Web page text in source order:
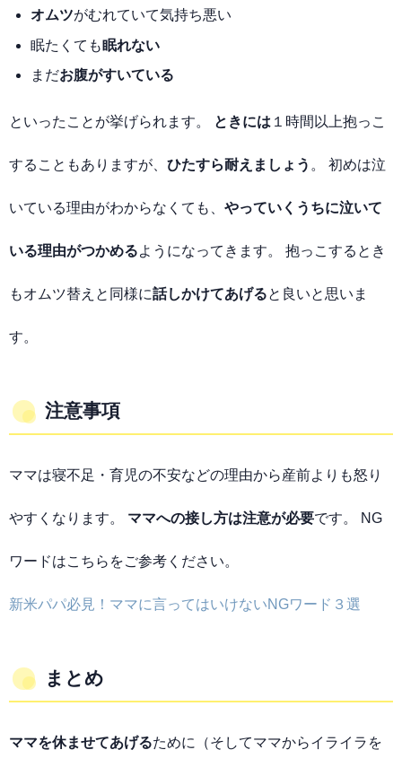
オムツがむれていて気持ち悪い
眠たくても眠れない
まだお腹がすいている
といったことが挙げられます。 ときには １時間以上抱っこ
することもありますが、 ひたすら耐えましょう 。 初めは泣
いている理由がわからなくても、 やっていくうちに泣いて
いる理由がつかめるようになってきます。 抱っこするとき
もオムツ替えと同様に話しかけてあげると良いと思いま
す。
注意事項
ママは寝不足・育児の不安などの理由から産前よりも怒り
やすくなります。 ママへの接し方は注意が必要です。 NG
ワードはこちらをご参考ください。
新米パパ必見！ママに言ってはいけないNGワード３選
まとめ
ママを休ませてあげるために（そしてママからイライラを